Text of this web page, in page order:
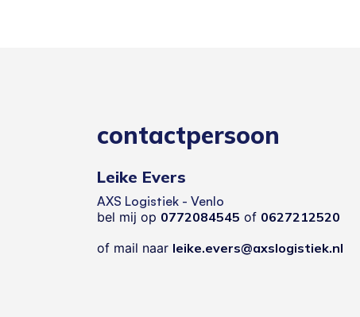
contactpersoon
Leike Evers
AXS Logistiek - Venlo
bel mij op 0772084545 of 0627212520
of mail naar leike.evers@axslogistiek.nl